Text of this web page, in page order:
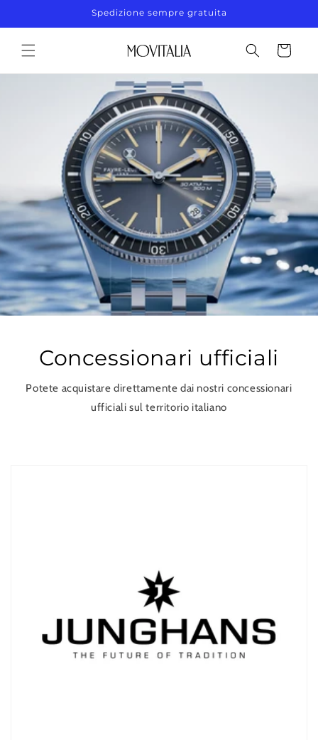
ai contenuti
Spedizione sempre gratuita
Carrello
Concessionari ufficiali
Potete acquistare direttamente dai nostri concessionari
ufficiali sul territorio italiano